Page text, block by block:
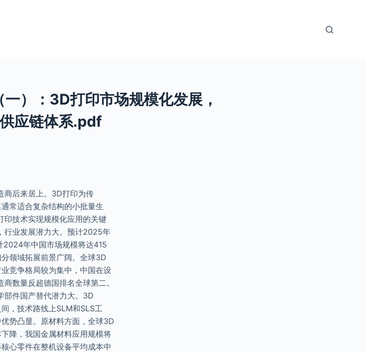
）：3D打印市场规模化发展，
应链体系.pdf
商后来居上。3D打印为传
常适合复杂结构的小批量生
印技术实现规模化应用的关键
行业发展潜力大。预计2025年
年中国市场规模将达415
领域拓展前景广阔。全球3D
竞争格局较为集中，中国在设
数量反超德国排名全球第二。
部件国产替代潜力大。3D
，技术路线上SLM和SLS工
势凸显。原材料方面，全球3D
降，我国金属材料应用规模将
心零件在整机设备平均成本中